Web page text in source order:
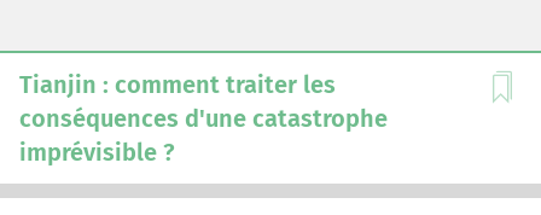
Tianjin : comment traiter les
conséquences d'une catastrophe
imprévisible ?